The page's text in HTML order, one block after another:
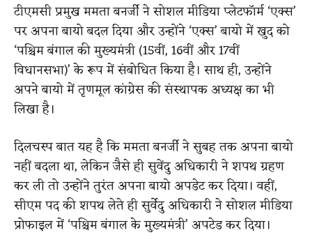
टीएमसी प्रमुख ममता बनर्जी ने सोशल मीडिया प्लेटफॉर्म ‘एक्स’
पर अपना बायो बदल दिया और उन्होंने ‘एक्स’ बायो में खुद को
‘पश्चिम बंगाल की मुख्यमंत्री (15वीं, 16वीं और 17वीं
विधानसभा)’ के रूप में संबोधित किया है। साथ ही, उन्होंने
अपने बायो में तृणमूल कांग्रेस की संस्थापक अध्यक्ष का भी
लिखा है।
दिलचस्प बात यह है कि ममता बनर्जी ने सुबह तक अपना बायो
नहीं बदला था, लेकिन जैसे ही सुवेंदु अधिकारी ने शपथ ग्रहण
कर ली तो उन्होंने तुरंत अपना बायो अपडेट कर दिया। वहीं,
सीएम पद की शपथ लेते ही सुर्वेदु अधिकारी ने सोशल मीडिया
प्रोफाइल में ‘पश्चिम बंगाल के मुख्यमंत्री’ अपटेड कर दिया।